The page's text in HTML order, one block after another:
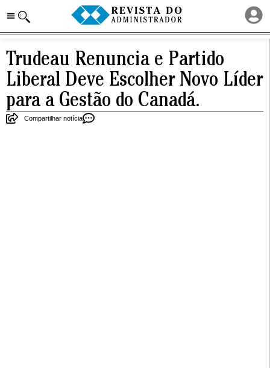
Trudeau Renuncia e Partido
Liberal Deve Escolher Novo Líder
para a Gestão do Canadá.
Compartilhar notícia